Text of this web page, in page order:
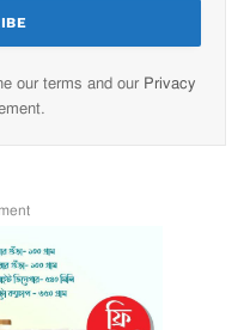
our terms and our Privacy